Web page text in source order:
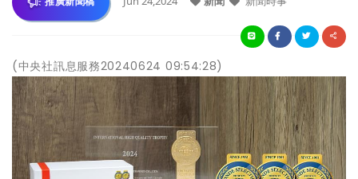
(中央社訊息服務20240624 09:54:28)